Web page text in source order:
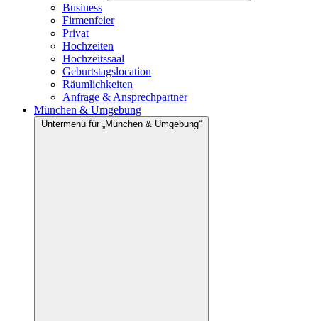
Business
Firmenfeier
Privat
Hochzeiten
Hochzeitssaal
Geburtstagslocation
Räumlichkeiten
Anfrage & Ansprechpartner
München & Umgebung
Untermenü für „München & Umgebung“